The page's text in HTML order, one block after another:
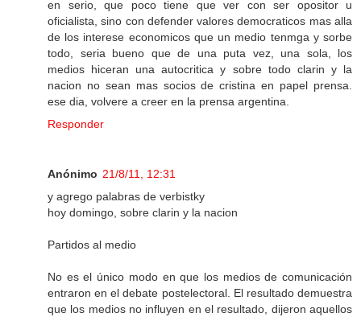
en serio, que poco tiene que ver con ser opositor u
oficialista, sino con defender valores democraticos mas alla
de los interese economicos que un medio tenmga y sorbe
todo, seria bueno que de una puta vez, una sola, los
medios hiceran una autocritica y sobre todo clarin y la
nacion no sean mas socios de cristina en papel prensa.
ese dia, volvere a creer en la prensa argentina.
Responder
Anónimo 21/8/11, 12:31
y agrego palabras de verbistky
hoy domingo, sobre clarin y la nacion
Partidos al medio
No es el único modo en que los medios de comunicación
entraron en el debate postelectoral. El resultado demuestra
que los medios no influyen en el resultado, dijeron aquellos